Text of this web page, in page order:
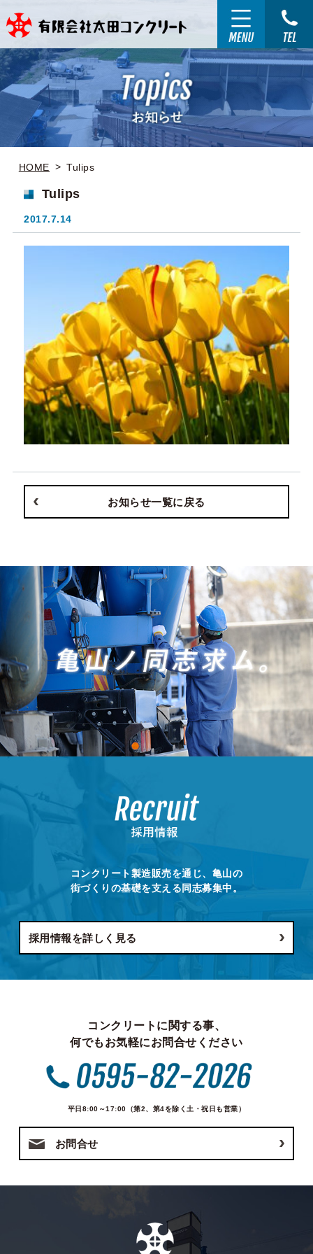
HOME Tulips
Tulips
2017.7.14
お知らせ一覧に戻る
コンクリート製造販売を通じ、亀山の
街づくりの基礎を支える同志募集中。
採用情報を詳しく見る
コンクリートに関する事、
何でもお気軽にお問合せください
平日8:00～17:00（第2、第4を除く土・祝日も営業）
お問合せ